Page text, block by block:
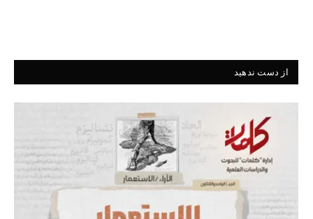
از دست ندهید